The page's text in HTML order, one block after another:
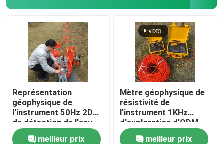
Représentation
géophysique de
l'instrument 50Hz 2D
de détection de l'eau
souterraine
meilleur prix
Mètre géophysique de
résistivité de
l'instrument 1KHz
d'exploration d'ODM
meilleur prix